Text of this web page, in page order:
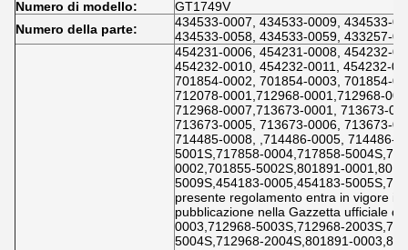
Numero di modello:
GT1749V
Numero della parte:
434533-0007, 434533-0009, 434533-
434533-0058, 434533-0059, 433257-
454231-0006, 454231-0008, 454232-
454232-0010, 454232-0011, 454232-
701854-0002, 701854-0003, 701854-
712078-0001,712968-0001,712968-
712968-0007,713673-0001, 713673-
713673-0005, 713673-0006, 713673-
714485-0008, ,714486-0005, 714486-
5001S,717858-0004,717858-
0002,701855-5002S,801891-
5009S,454183-0005,454183-
presente regolamento entra in vigore il
pubblicazione nella Gazzetta ufficiale
0003,712968-5003S,712968-
5004S,712968-2004S,801891-